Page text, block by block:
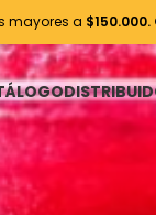
mayores a $150.000.